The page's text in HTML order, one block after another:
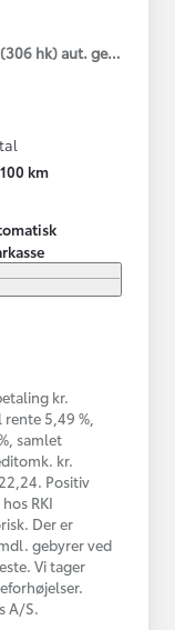
hk) aut. gear
km
kr.
5,49 %,
samlet
kr.
Positiv
RKI
Der er
gebyrer ved
Vi tager
A/S.